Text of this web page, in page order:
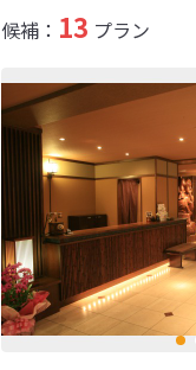
候補： 13 プラン